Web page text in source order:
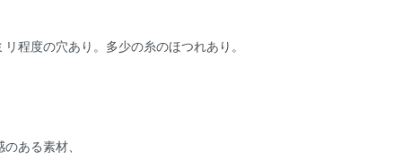
程度の穴あり。多少の糸のほつれあり。
ある素材、